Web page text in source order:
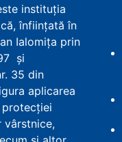
instituţia
înfiinţată în
Ialomița prin
şi
35 din
aplicarea
vârstnice,